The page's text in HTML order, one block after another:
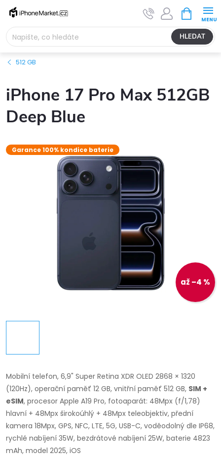
Přejít
obsah
HLEDAT
NÁKUPNÍ
KOŠÍK
512 GB
iPhone 17 Pro Max 512GB
Deep Blue
Garance 100% kondice baterie
až –4 %
Mobilní telefon, 6,9" Super Retina XDR OLED 2868 × 1320
(120Hz), operační paměť 12 GB, vnitřní paměť 512 GB, SIM +
eSIM, procesor Apple A19 Pro, fotoaparát: 48Mpx (f/1,78)
hlavní + 48Mpx širokoúhlý + 48Mpx teleobjektiv, přední
kamera 18Mpx, GPS, NFC, LTE, 5G, USB-C, voděodolný dle IP68,
rychlé nabíjení 35W, bezdrátové nabíjení 25W, baterie 4823
mAh, model 2025, iOS